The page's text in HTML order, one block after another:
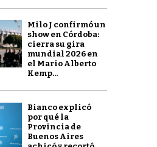
Milo J confirmó un
show en Córdoba:
cierra su gira
mundial 2026 en
el Mario Alberto
Kemp...
Bianco explicó
por qué la
Provincia de
Buenos Aires